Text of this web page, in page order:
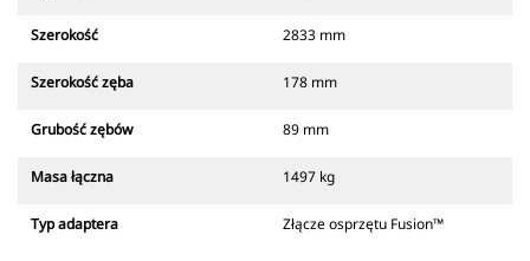
Szerokość 2833 mm
Szerokość zęba 178 mm
Grubość zębów 89 mm
Masa łączna 1497 kg
Typ adaptera Złącze osprzętu Fusion™